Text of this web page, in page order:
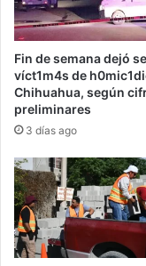
Fin de semana dejó
víct1m4s de
Chihuahua, según
preliminares
3 días ago